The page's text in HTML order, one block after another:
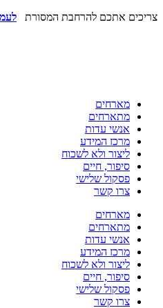
צריכים אתכם להרחבת המסורת
מארחים
מתארחים
אנשי עדות
מרכז המידע
ליצור ולא לשכוח
סיפור, חיים
פסקול שלישי
צרו קשר
מארחים
מתארחים
אנשי עדות
מרכז המידע
ליצור ולא לשכוח
סיפור, חיים
פסקול שלישי
צרו קשר